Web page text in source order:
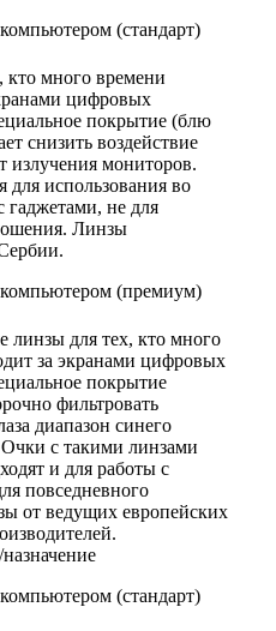
(стандарт)
кто много времени
цифровых
покрытие (блю
снизить воздействие
излучения мониторов.
для использования во
гаджетами, не для
Линзы
(премиум)
линзы для тех, кто много
за экранами цифровых
покрытие
фильтровать
диапазон синего
Очки с такими линзами
и для работы с
повседневного
от ведущих европейских
(стандарт)